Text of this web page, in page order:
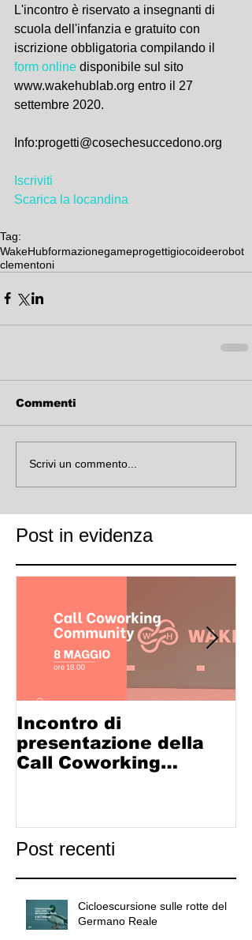
L'incontro è riservato a insegnanti di
scuola dell'infanzia e gratuito con
iscrizione obbligatoria compilando il
form online disponibile sul sito
www.wakehublab.org entro il 27
settembre 2020.
Info:progetti@cosechesuccedono.org
Iscriviti
Scarica la locandina
Tag:
WakeHubformazionegameprogettigiocoideerobot
clementoni
Commenti
Scrivi un commento...
Post in evidenza
Incontro di
presentazione della
Call Coworking
Post recenti
Cicloescursione sulle rotte del
Germano Reale